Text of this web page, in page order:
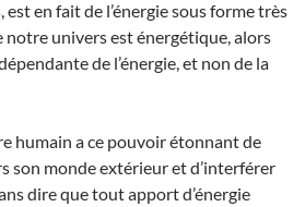
est en fait de l’énergie sous forme très
notre univers est énergétique, alors
de l’énergie, et non de la
humain a ce pouvoir étonnant de
son monde extérieur et d’interférer
dire que tout apport d’énergie